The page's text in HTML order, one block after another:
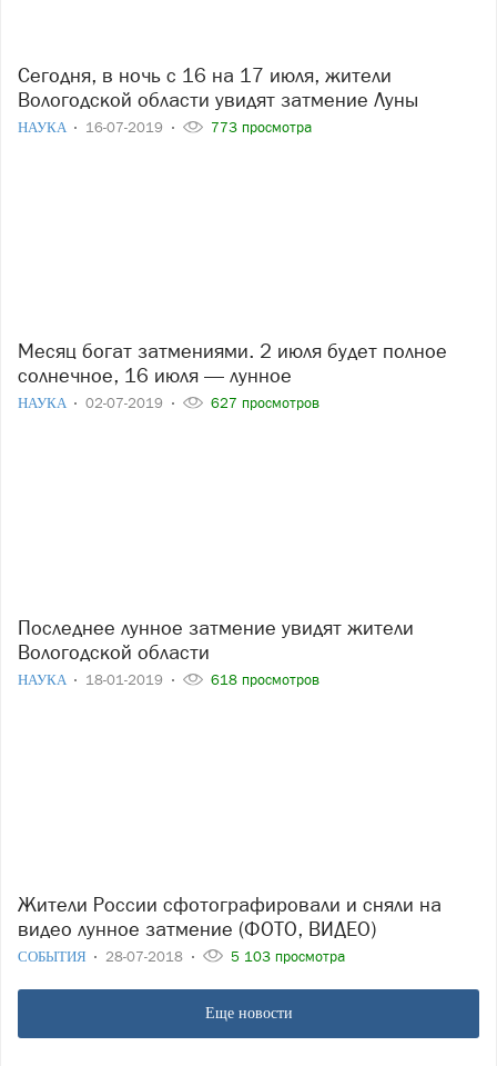
Сегодня, в ночь с 16 на 17 июля, жители
Вологодской области увидят затмение Луны
НАУКА 16-07-2019 773 просмотра
Месяц богат затмениями. 2 июля будет полное
солнечное, 16 июля — лунное
НАУКА 02-07-2019 627 просмотров
Последнее лунное затмение увидят жители
Вологодской области
НАУКА 18-01-2019 618 просмотров
Жители России сфотографировали и сняли на
видео лунное затмение (ФОТО, ВИДЕО)
СОБЫТИЯ 28-07-2018 5 103 просмотра
Еще новости